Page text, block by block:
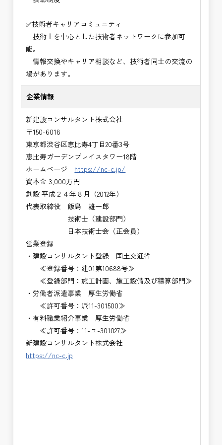
✅技術者キャリアコミュニティ
技術士を中心とした技術者ネットワークに参加可
能。
情報交換やキャリア相談など、技術者同士の交流の
場があります。
企業情報
新建設コンサルタント株式会社
〒150-6018
東京都渋谷区恵比寿4丁目20番3号
恵比寿ガーデンプレイスタワー18階
ホームページ https://nc-c.jp/
資本金 3,000万円
創設 平成２４年８月（2012年）
代表取締役 飯島 雄一郎
技術士（建設部門）
日本技術士会（正会員）
営業登録
・建設コンサルタント登録 国土交通省
≪登録番号：建01第10688号≫
≪登録部門：施工計画、施工設備及び積算部門≫
・労働者派遣事業 厚生労働省
≪許可番号：派11-301500≫
・有料職業紹介事業 厚生労働省
≪許可番号：11-ユ-301027≫
新建設コンサルタント株式会社
https://nc-c.jp